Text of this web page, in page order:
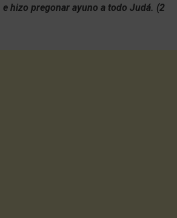
hizo pregonar ayuno a todo Judá. (2